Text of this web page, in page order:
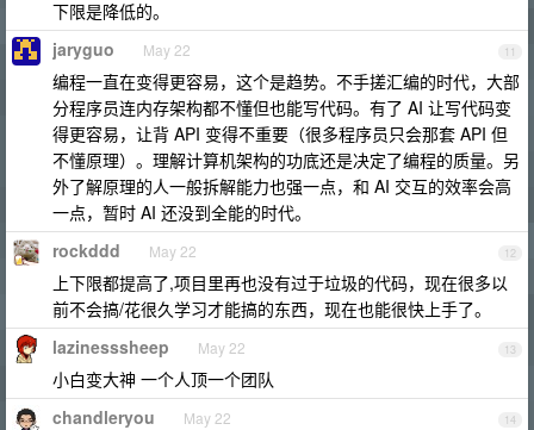
下限是降低的。
11
jaryguo May 22
编程一直在变得更容易，这个是趋势。不手搓汇编的时代，大部
分程序员连内存架构都不懂但也能写代码。有了 AI 让写代码变
得更容易，让背 API 变得不重要（很多程序员只会那套 API 但
不懂原理）。理解计算机架构的功底还是决定了编程的质量。另
外了解原理的人一般拆解能力也强一点，和 AI 交互的效率会高
一点，暂时 AI 还没到全能的时代。
12
rockddd May 22
上下限都提高了,项目里再也没有过于垃圾的代码，现在很多以
前不会搞/花很久学习才能搞的东西，现在也能很快上手了。
13
lazinesssheep May 22
小白变大神 一个人顶一个团队
14
chandleryou May 22